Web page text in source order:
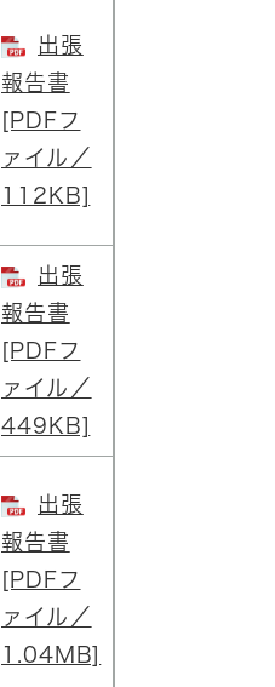
出張
報告書
[PDFフ
ァイル／
112KB]
出張
報告書
[PDFフ
ァイル／
449KB]
出張
報告書
[PDFフ
ァイル／
1.04MB]